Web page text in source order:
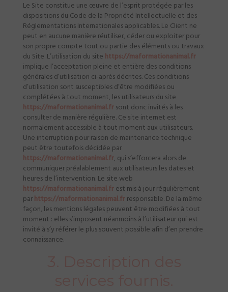
Le Site constitue une œuvre de l’esprit protégée par les
dispositions du Code de la Propriété Intellectuelle et des
Réglementations Internationales applicables. Le Client ne
peut en aucune manière réutiliser, céder ou exploiter pour
son propre compte tout ou partie des éléments ou travaux
du Site. L’utilisation du site https://maformationanimal.fr
implique l’acceptation pleine et entière des conditions
générales d’utilisation ci-après décrites. Ces conditions
d’utilisation sont susceptibles d’être modifiées ou
complétées à tout moment, les utilisateurs du site
https://maformationanimal.frsont donc invités à les
consulter de manière régulière. Ce site internet est
normalement accessible à tout moment aux utilisateurs.
Une interruption pour raison de maintenance technique
peut être toutefois décidée par
https://maformationanimal.fr, qui s’efforcera alors de
communiquer préalablement aux utilisateurs les dates et
heures de l’intervention. Le site web
https://maformationanimal.frest mis à jour régulièrement
par https://maformationanimal.frresponsable. De la même
façon, les mentions légales peuvent être modifiées à tout
moment : elles s’imposent néanmoins à l’utilisateur qui est
invité à s’y référer le plus souvent possible afin d’en prendre
connaissance.